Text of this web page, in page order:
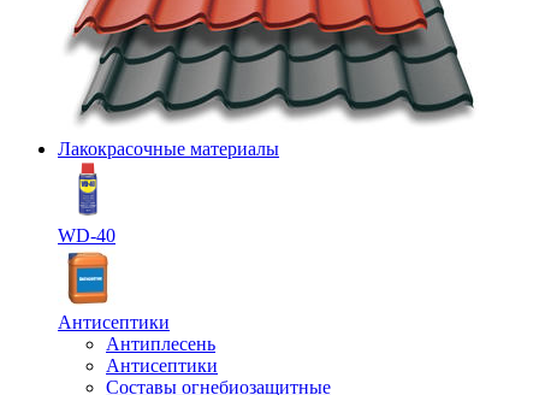
Лакокрасочные материалы
WD-40
Антисептики
Антиплесень
Антисептики
Составы огнебиозащитные